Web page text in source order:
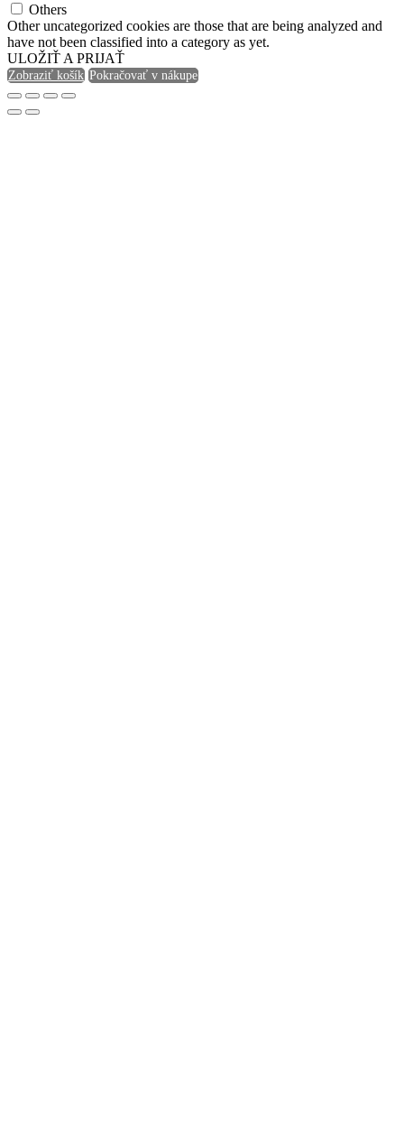
Others
Other uncategorized cookies are those that are being analyzed and
have not been classified into a category as yet.
ULOŽIŤ A PRIJAŤ
Zobraziť košík Pokračovať v nákupe